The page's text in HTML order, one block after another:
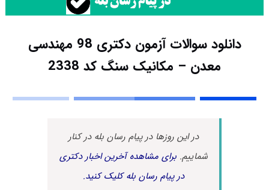
دانلود سوالات آزمون دکتری 98 مهندسی
معدن – مکانیک سنگ کد 2338
در این روزها در پیام رسان بله در کنار
شماییم.برای مشاهده آخرین اخبار دکتری
در پیام رسان بله کلیک کنید.